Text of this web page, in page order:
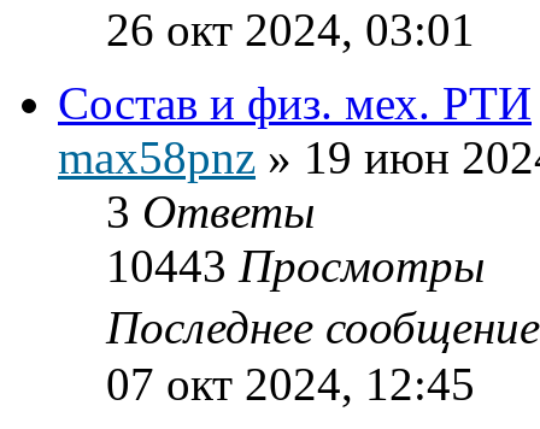
26 окт 2024, 03:01
Состав и физ. мех. РТИ
max58pnz » 19 июн
3 Ответы
10443 Просмотры
Последнее
07 окт 2024, 12:45